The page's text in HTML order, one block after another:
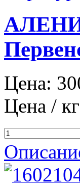
Цена:
Цена /